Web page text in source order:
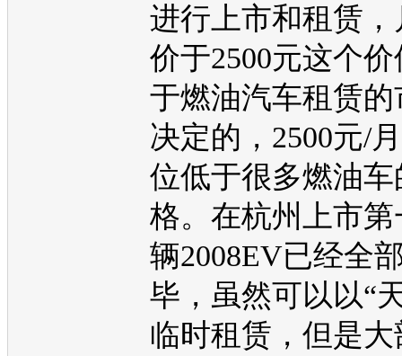
进行上市和租赁
价于2500元这个
于燃油汽车租赁
决定的，2500元/
位低于很多燃油
格。在杭州上市第
辆2008EV已经全
毕，虽然可以以“
临时租赁，但是